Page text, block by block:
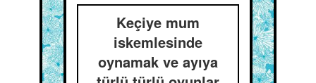
Keçiye mum
iskemlesinde
oynamak ve ayıya